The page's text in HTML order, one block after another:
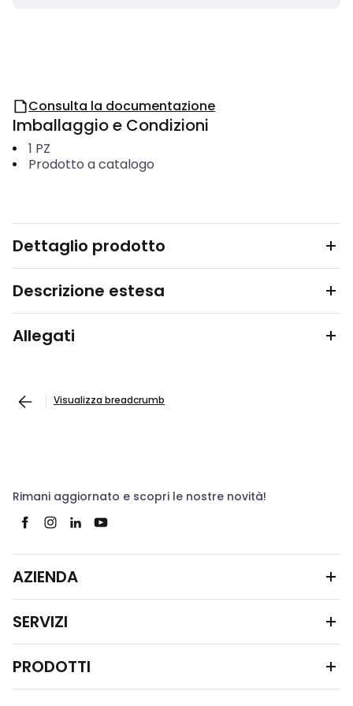
Consulta la documentazione
Imballaggio e Condizioni
1 PZ
Prodotto a catalogo
Dettaglio prodotto
Descrizione estesa
Allegati
Visualizza breadcrumb
Rimani aggiornato e scopri le nostre novità!
AZIENDA
SERVIZI
PRODOTTI